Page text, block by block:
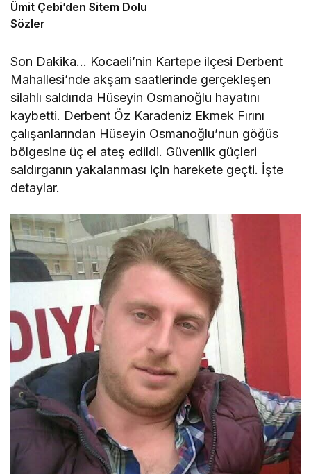
Ümit Çebi’den Sitem Dolu
Sözler
Son Dakika… Kocaeli’nin Kartepe ilçesi Derbent
Mahallesi’nde akşam saatlerinde gerçekleşen
silahlı saldırıda Hüseyin Osmanoğlu hayatını
kaybetti. Derbent Öz Karadeniz Ekmek Fırını
çalışanlarından Hüseyin Osmanoğlu’nun göğüs
bölgesine üç el ateş edildi. Güvenlik güçleri
saldırganın yakalanması için harekete geçti. İşte
detaylar.